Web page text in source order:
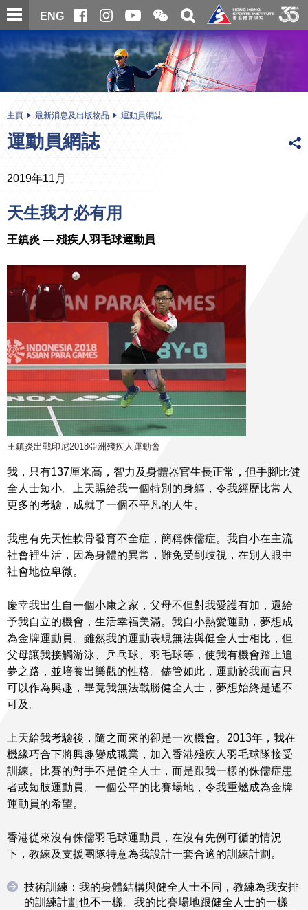
跳
至
內
ENG
開
合
微
信
二
維
碼
關
搜
尋
内
主頁 最新消息及出版物品 運動員網誌
運動員網誌
2019年11月
天生我才必有用
王鎮炎 — 殘疾人羽毛球運動員
王鎮炎出戰印尼2018亞洲殘疾人運動會
我，只有137厘米高，智力及身體器官生長正常，但手腳比健
全人士短小。上天賜給我一個特別的身軀，令我經歷比常人
更多的考驗，成就了一個不平凡的人生。
我患有先天性軟骨發育不全症，簡稱侏儒症。我自小在主流
社會裡生活，因為身體的異常，難免受到歧視，在別人眼中
社會地位卑微。
慶幸我出生自一個小康之家，父母不但對我愛護有加，還給
予我自立的機會，生活幸福美滿。我自小熱愛運動，夢想成
為金牌運動員。雖然我的運動表現無法與健全人士相比，但
父母讓我接觸游泳、乒乓球、羽毛球等，使我有機會踏上追
夢之路，並培養出樂觀的性格。儘管如此，運動於我而言只
可以作為興趣，畢竟我無法戰勝健全人士，夢想始終是遙不
可及。
上天給我考驗後，隨之而來的卻是一次機會。2013年，我在
機緣巧合下將興趣變成職業，加入香港殘疾人羽毛球隊接受
訓練。比賽的對手不是健全人士，而是跟我一樣的侏儒症患
者或短肢運動員。一個公平的比賽場地，令我重燃成為金牌
運動員的希望。
香港從來沒有侏儒羽毛球運動員，在沒有先例可循的情況
下，教練及支援團隊特意為我設計一套合適的訓練計劃。
技術訓練：我的身體結構與健全人士不同，教練為我安排
的訓練計劃也不一樣。我的比賽場地跟健全人士的一樣